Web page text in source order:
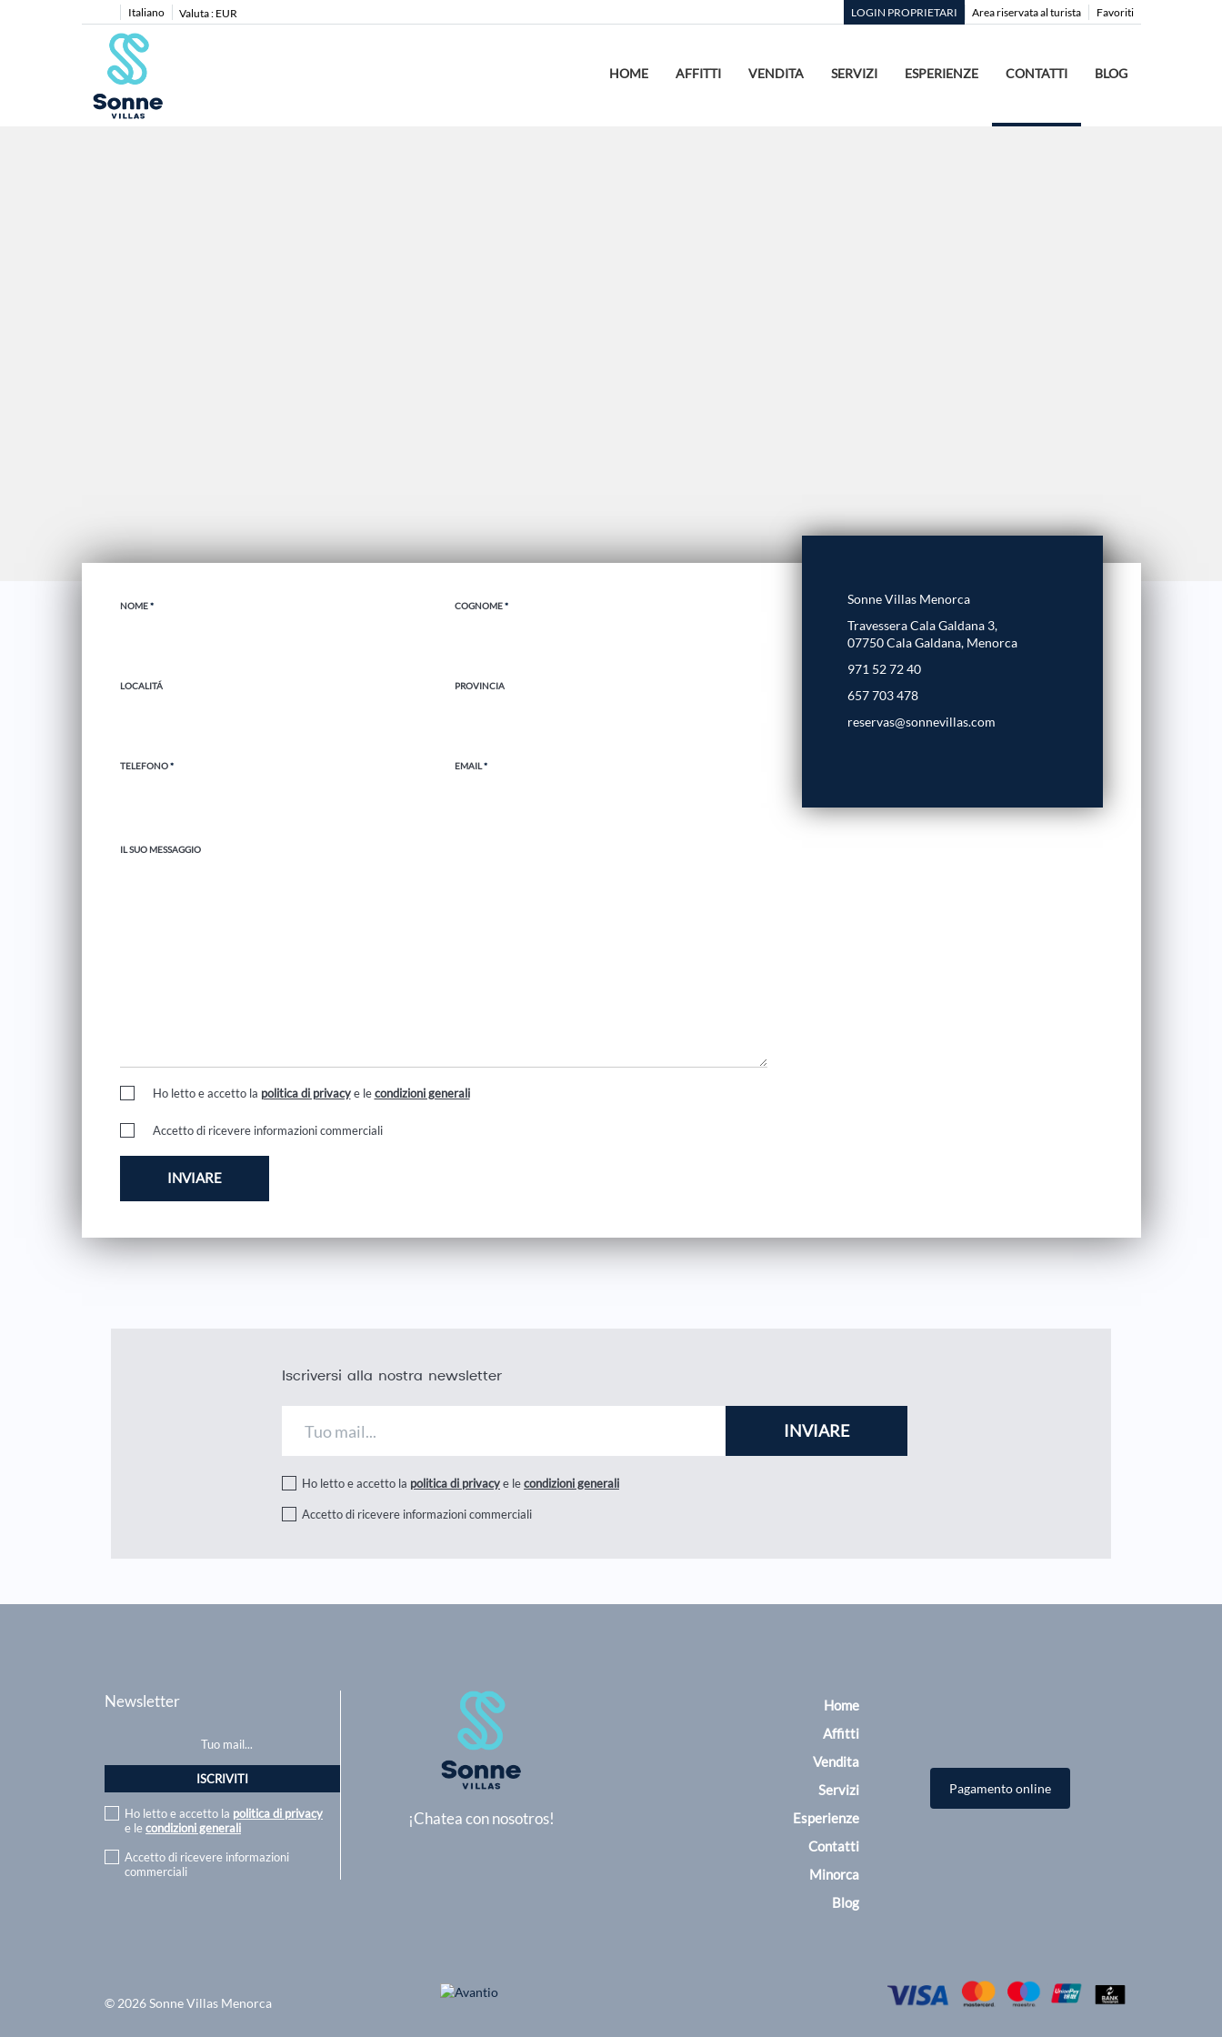
Italiano Valuta : EUR Favoriti
Area riservata al turista
LOGIN PROPRIETARI
HOME AFFITTI VENDITA SERVIZI ESPERIENZE CONTATTI BLOG
Sonne Villas Menorca
Travessera Cala Galdana 3,
07750 Cala Galdana, Menorca
971 52 72 40
657 703 478
reservas@sonnevillas.com
NOME* COGNOME*
LOCALITÁ PROVINCIA
TELEFONO* EMAIL*
IL SUO MESSAGGIO
Ho letto e accetto la politica di privacye lecondizioni generali
Accetto di ricevere informazioni commerciali
Iscriversi alla nostra newsletter
Ho letto e accetto la politica di privacye lecondizioni generali
Accetto di ricevere informazioni commerciali
Newsletter
Ho letto e accetto la politica di privacy
e lecondizioni generali
Accetto di ricevere informazioni
commerciali
¡Chatea con nosotros!
Home
Affitti
Vendita
Servizi
Esperienze
Contatti
Minorca
Blog
Pagamento online
© 2026 Sonne Villas Menorca